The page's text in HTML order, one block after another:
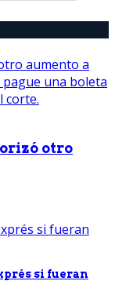
otro
si fueran